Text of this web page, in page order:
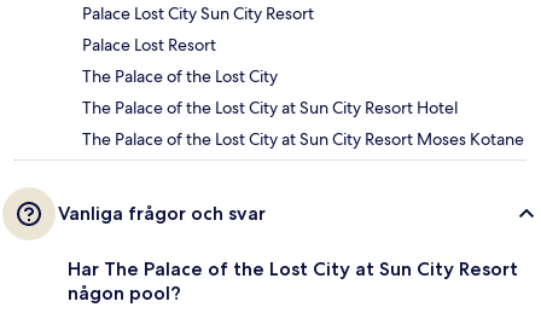
Palace Lost City Sun City Resort
Palace Lost Resort
The Palace of the Lost City
The Palace of the Lost City at Sun City Resort Hotel
The Palace of the Lost City at Sun City Resort Moses Kotane
Vanliga frågor och svar
Har The Palace of the Lost City at Sun City Resort
någon pool?